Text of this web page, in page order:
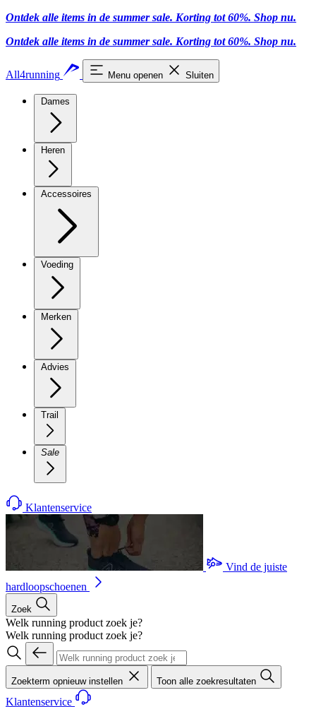
Ontdek alle items in de summer sale. Korting tot 60%. Shop nu.
Ontdek alle items in de summer sale. Korting tot 60%. Shop nu.
All4running Menu openen Sluiten
Dames
Heren
Accessoires
Voeding
Merken
Advies
Trail
Sale
Klantenservice
Vind de juiste
hardloopschoenen
Zoek
Welk running product zoek je?
Welk running product zoek je?
Zoekterm opnieuw instellen Toon alle zoekresultaten
Klantenservice